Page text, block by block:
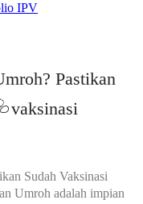
Pastikan
Sudah Vaksinasi
Umroh adalah impian